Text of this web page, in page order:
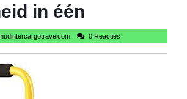
in één
mudintercargotravelcom
0 Reacties